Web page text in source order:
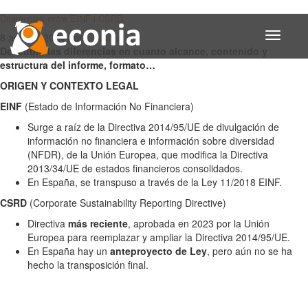
Toggle
Diferencias entre EINF i CSRD.
8 agosto, 2024por mbarroso
Descubre las diferencias en cuanto alcance, contenido y
estructura del informe, formato…
ORIGEN Y CONTEXTO LEGAL
EINF (Estado de Información No Financiera)
Surge a raíz de la Directiva 2014/95/UE de divulgación de
información no financiera e información sobre diversidad
(NFDR), de la Unión Europea, que modifica la Directiva
2013/34/UE de estados financieros consolidados.
En España, se transpuso a través de la Ley 11/2018 EINF.
CSRD (Corporate Sustainability Reporting Directive)
Directiva más reciente, aprobada en 2023 por la Unión
Europea para reemplazar y ampliar la Directiva 2014/95/UE.
En España hay un anteproyecto de Ley, pero aún no se ha
hecho la transposición final.